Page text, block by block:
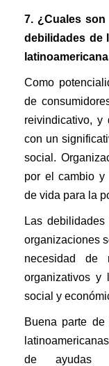
7. ¿Cuales
debilidades de
Como
de
reivindicativo, y
con un
social.
por el cambio y
de vida para la
Las
organizaciones
necesidad de
organizativos y
social y
Buena parte
de ayudas